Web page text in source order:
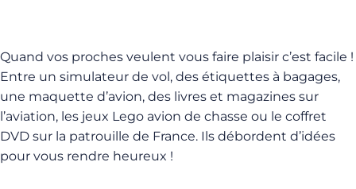
Quand vos proches veulent vous faire plaisir c’est facile !
Entre un simulateur de vol, des étiquettes à bagages,
une maquette d’avion, des livres et magazines sur
l’aviation, les jeux Lego avion de chasse ou le coffret
DVD sur la patrouille de France. Ils débordent d’idées
pour vous rendre heureux !